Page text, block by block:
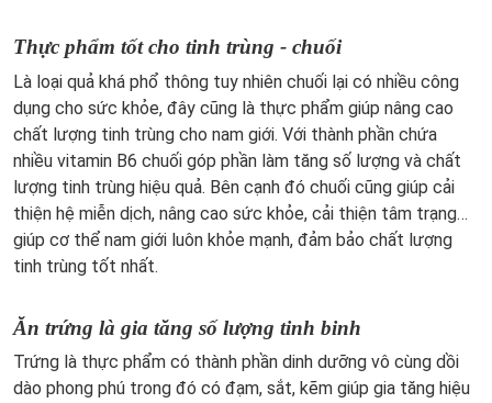
Thực phẩm tốt cho tinh trùng - chuối
Là loại quả khá phổ thông tuy nhiên chuối lại có nhiều công
dụng cho sức khỏe, đây cũng là thực phẩm giúp nâng cao
chất lượng tinh trùng cho nam giới. Với thành phần chứa
nhiều vitamin B6 chuối góp phần làm tăng số lượng và chất
lượng tinh trùng hiệu quả. Bên cạnh đó chuối cũng giúp cải
thiện hệ miễn dịch, nâng cao sức khỏe, cải thiện tâm trạng…
giúp cơ thể nam giới luôn khỏe mạnh, đảm bảo chất lượng
tinh trùng tốt nhất.
Ăn trứng là gia tăng số lượng tinh binh
Trứng là thực phẩm có thành phần dinh dưỡng vô cùng dồi
dào phong phú trong đó có đạm, sắt, kẽm giúp gia tăng hiệu